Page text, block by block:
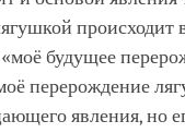
происходит
будущее
перерождение
явления, но